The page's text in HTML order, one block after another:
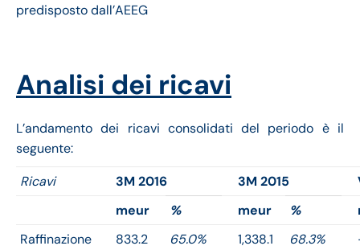
predisposto dall’AEEG
Analisi dei ricavi
L’andamento dei ricavi consolidati del periodo è il
seguente:
Ricavi
3M 2016 3M 2015
meur
% meur %
Raffinazione
833.2 65.0% 1,338.1 68.3%